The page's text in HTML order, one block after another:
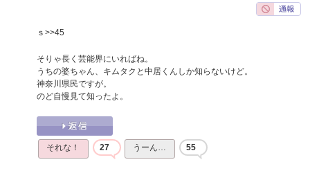
ｓ >>45
そりゃ長く芸能界にいればね。
うちの婆ちゃん、キムタクと中居くんしか知らないけど。
神奈川県民ですが。
のど自慢見て知ったよ。
それな！ 27 うーん… 55